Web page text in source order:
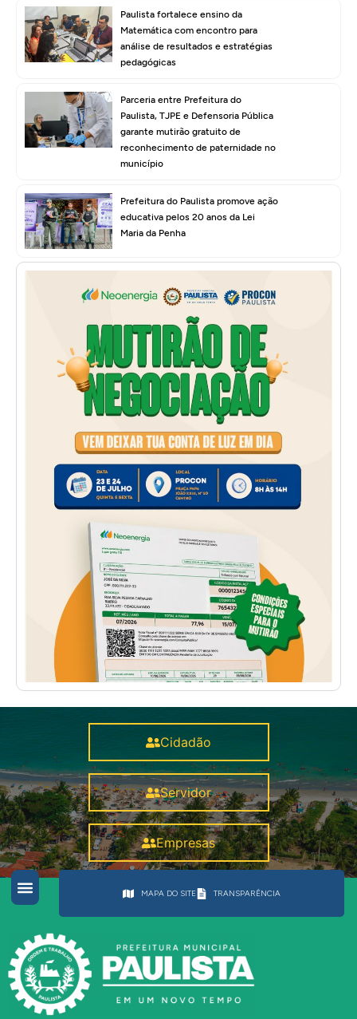
Paulista fortalece ensino da
Matemática com encontro para
análise de resultados e estratégias
pedagógicas
Parceria entre Prefeitura do
Paulista, TJPE e Defensoria Pública
garante mutirão gratuito de
reconhecimento de paternidade no
município
Prefeitura do Paulista promove ação
educativa pelos 20 anos da Lei
Maria da Penha
Cidadão
Servidor
Empresas
MAPA DO SITE TRANSPARÊNCIA